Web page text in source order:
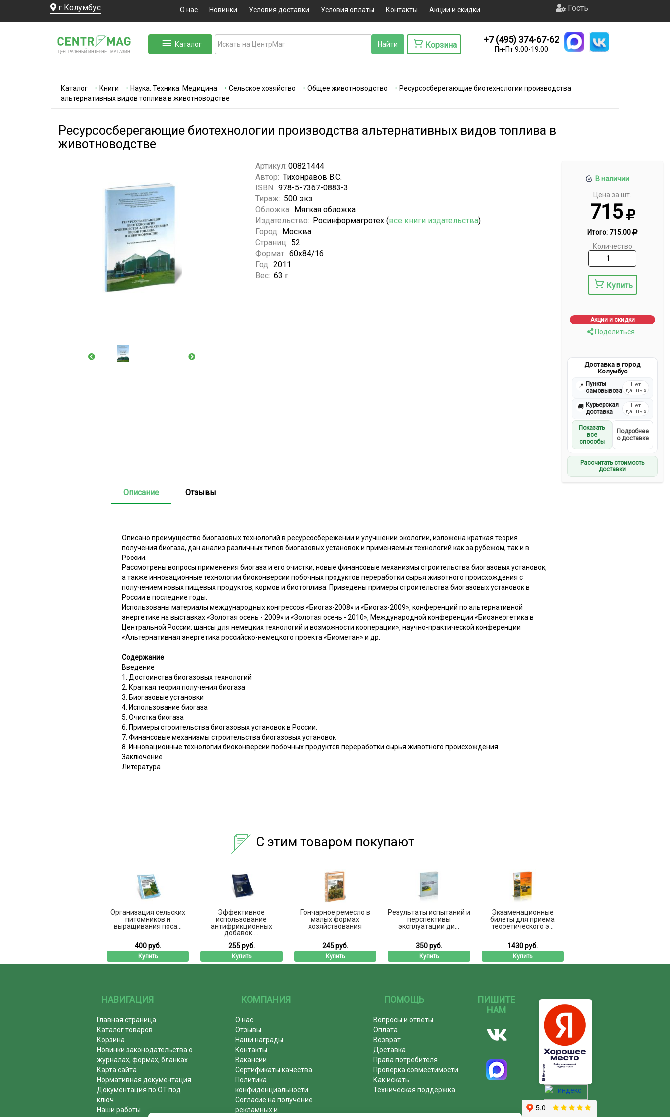
г Колумбус О нас Новинки Условия доставки Условия оплаты Контакты Акции и скидки Гость
ЦЕНТРАЛЬНЫЙ ИНТЕРНЕТ-МА ГАЗИН
Каталог Корзина
+7 (495) 374-67-62
Пн-Пт 9:00-19:00
Каталог Книги Наука. Техника. Медицина Сельское хозяйство Общее животноводство
Ресурсосберегающие биотехнологии производства
альтернативных видов топлива в животноводстве
Ресурсосберегающие биотехнологии производства альтернативных видов топлива в
животноводстве
В наличии
Цена за шт.
715
Итого: 715.00
Количество
Купить
Акции и скидки
Поделиться
Доставка в город
Колумбус
📍 Пункты
самовывоза
Нет
данных
🚚 Курьерская
доставка
Нет
данных
Показать
все
способы
Подробнее
о доставке
Рассчитать стоимость
доставки
Артикул: 00821444
Автор: Тихонравов В.С.
ISBN: 978-5-7367-0883-3
Тираж: 500 экз.
Обложка: Мягкая обложка
Издательство: Росинформагротех (все книги издательства)
Город: Москва
Страниц: 52
Формат: 60x84/16
Год: 2011
Вес: 63 г
Описание Отзывы
Описано преимущество биогазовых технологий в ресурсосбережении и улучшении экологии, изложена краткая теория
получения биогаза, дан анализ различных типов биогазовых установок и применяемых технологий как за рубежом, так и в
России.
Рассмотрены вопросы применения биогаза и его очистки, новые финансовые механизмы строительства биогазовых установок,
а также инновационные технологии биоконверсии побочных продуктов переработки сырья животного происхождения с
получением новых пищевых продуктов, кормов и биотоплива. Приведены примеры строительства биогазовых установок в
России в последние годы.
Использованы материалы международных конгрессов «Биогаз-2008» и «Биогаз-2009», конференций по альтернативной
энергетике на выставках «Золотая осень - 2009» и «Золотая осень - 2010», Международной конференции «Биоэнергетика в
Центральной России: шансы для немецких технологий и возможности кооперации», научно-практической конференции
«Альтернативная энергетика российско-немецкого проекта «Биометан» и др.
Содержание
Введение
1. Достоинства биогазовых технологий
2. Краткая теория получения биогаза
3. Биогазовые установки
4. Использование биогаза
5. Очистка биогаза
6. Примеры строительства биогазовых установок в России.
7. Финансовые механизмы строительства биогазовых установок
8. Инновационные технологии биоконверсии побочных продуктов переработки сырья животного происхождения.
Заключение
Литература
С этим товаром покупают
Организация сельских
питомников и
выращивания поса...
400 руб.
Купить
Эффективное
использование
антифрикционных
добавок ...
255 руб.
Купить
Гончарное ремесло в
малых формах
хозяйствования
245 руб.
Купить
Результаты испытаний и
перспективы
эксплуатации ди...
350 руб.
Купить
Экзаменационные
билеты для приема
теоретического э...
1430 руб.
Купить
НАВИГАЦИЯ
Главная страница
Каталог товаров
Корзина
Новинки законодательства о
журналах, формах, бланках
Карта сайта
Нормативная документация
Документация по ОТ под
ключ
Наши работы
КОМПАНИЯ
О нас
Отзывы
Наши награды
Контакты
Вакансии
Сертификаты качества
Политика
конфиденциальности
Согласие на получение
рекламных и
ПОМОЩЬ
Вопросы и ответы
Оплата
Возврат
Доставка
Права потребителя
Проверка совместимости
Как искать
Техническая поддержка
ПИШИТЕ
НАМ